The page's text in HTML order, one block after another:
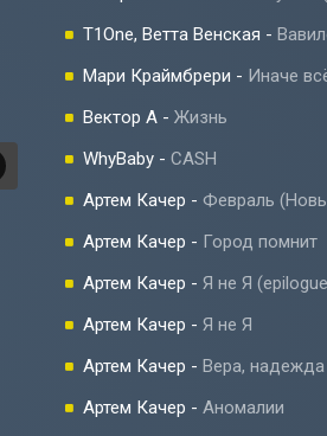
T1One, Ветта Венская -
Мари Краймбрери - Иначе
Вектор А - Жизнь
WhyBaby - CASH
Артем Качер - Февраль (Новый
Артем Качер - Город помнит
Артем Качер - Я не Я
Артем Качер - Я не Я
Артем Качер - Вера, надежда
Артем Качер - Аномалии